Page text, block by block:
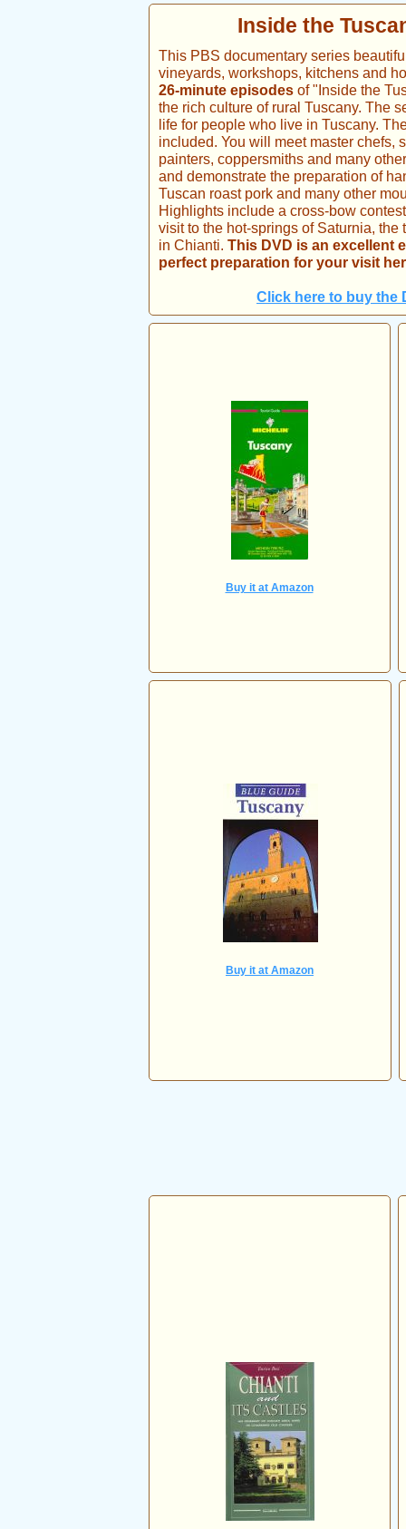
Inside the
This PBS documentary series
vineyards, workshops, kitchens and
26-minute episodes of "Inside the
the rich culture of rural Tuscany. The
life for people who live in Tuscany.
included. You will meet master chefs,
painters, coppersmiths and many
and demonstrate the preparation of
Tuscan roast pork and many other
Highlights include a cross-bow
visit to the hot-springs of Saturnia,
in Chianti. This DVD is an excellent
perfect preparation for your visit
Click here to buy the
Buy it at Amazon
Buy it at Amazon